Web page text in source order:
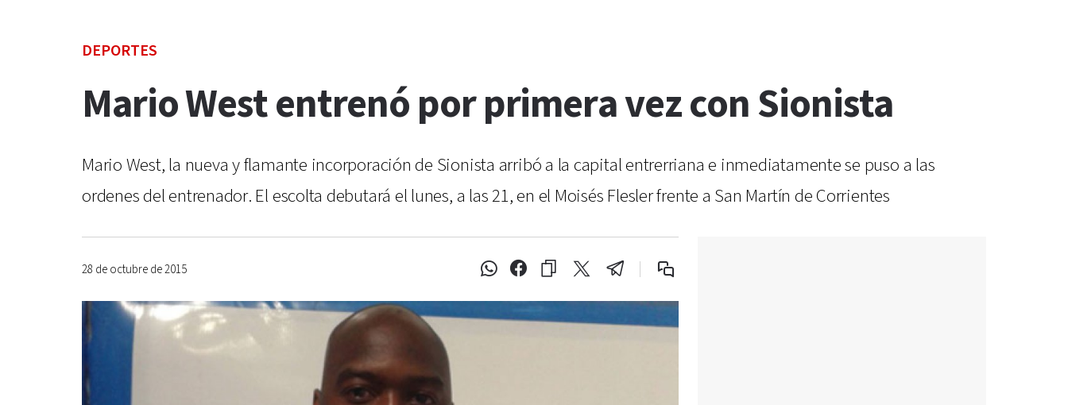
DEPORTES
Mario West entrenó por primera vez con Sionista
Mario West, la nueva y flamante incorporación de Sionista arribó a la capital entrerriana e inmediatamente se puso a las
ordenes del entrenador. El escolta debutará el lunes, a las 21, en el Moisés Flesler frente a San Martín de Corrientes
28 de octubre de 2015